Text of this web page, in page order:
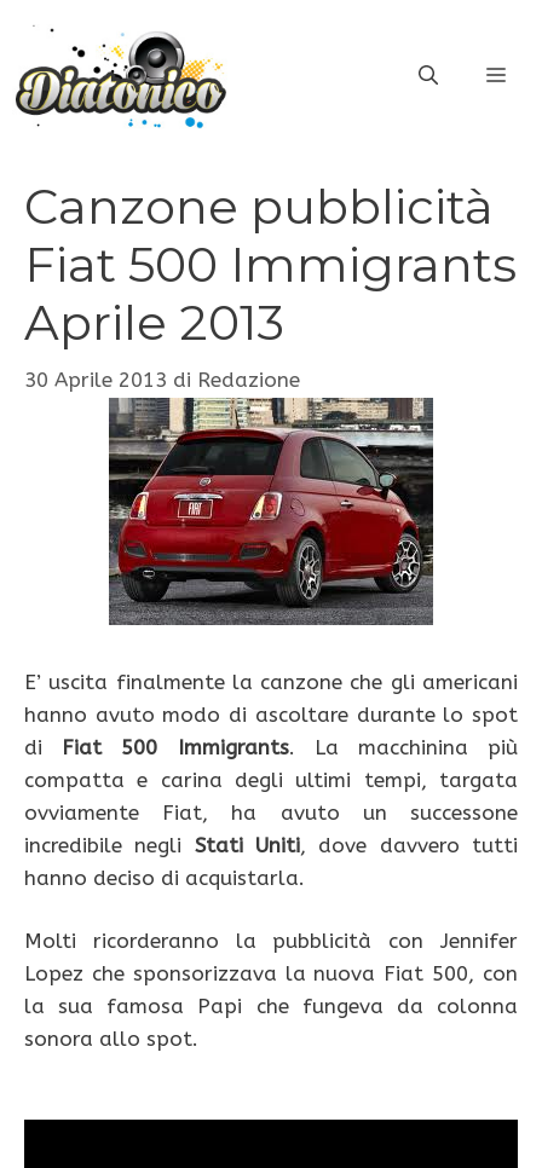
contenuto
Canzone pubblicità
Fiat 500 Immigrants
Aprile 2013
30 Aprile 2013 di Redazione
E’ uscita finalmente la canzone che gli americani
hanno avuto modo di ascoltare durante lo spot
di Fiat 500 Immigrants. La macchinina più
compatta e carina degli ultimi tempi, targata
ovviamente Fiat, ha avuto un successone
incredibile negli Stati Uniti, dove davvero tutti
hanno deciso di acquistarla.
Molti ricorderanno la pubblicità con Jennifer
Lopez che sponsorizzava la nuova Fiat 500, con
la sua famosa Papi che fungeva da colonna
sonora allo spot.